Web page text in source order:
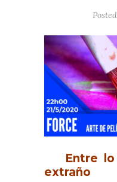
Entre lo
extraño